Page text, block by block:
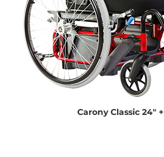
Carony Classic 24" +